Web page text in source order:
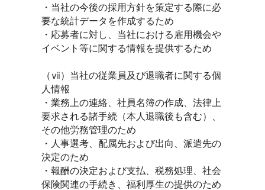
・当社の今後の採用方針を策定する際に必
要な統計データを作成するため
・応募者に対し、当社における雇用機会や
イベント等に関する情報を提供するため
（ⅶ）当社の従業員及び退職者に関する個
人情報
・業務上の連絡、社員名簿の作成、法律上
要求される諸手続（本人退職後も含む）、
その他労務管理のため
・人事選考、配属先および出向、派遣先の
決定のため
・報酬の決定および支払、税務処理、社会
保険関連の手続き、福利厚生の提供のため